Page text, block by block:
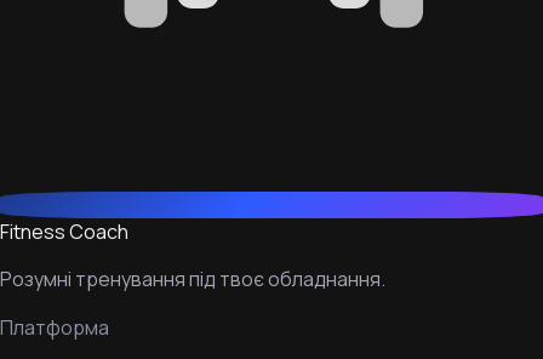
Fitness Coach
Розумні тренування під твоє обладнання.
Платформа